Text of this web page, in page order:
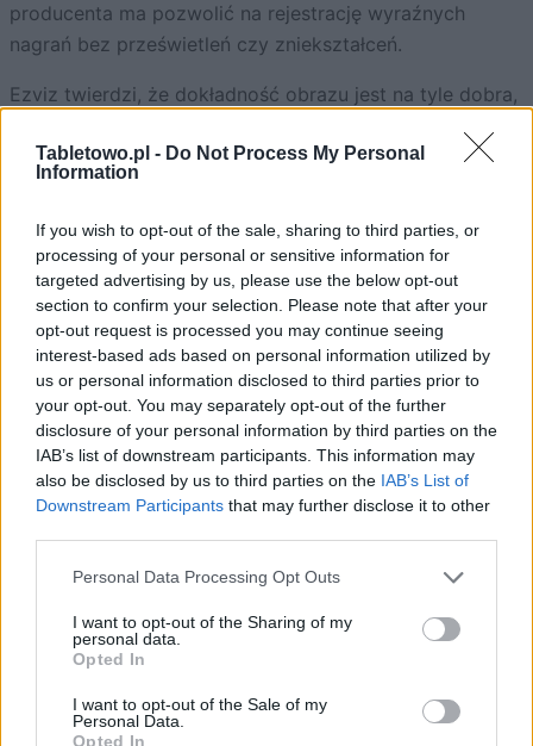
Tabletowo.pl - Do Not Process My Personal
Information
If you wish to opt-out of the sale, sharing to third parties, or
processing of your personal or sensitive information for
targeted advertising by us, please use the below opt-out
section to confirm your selection. Please note that after your
opt-out request is processed you may continue seeing
interest-based ads based on personal information utilized by
us or personal information disclosed to third parties prior to
your opt-out. You may separately opt-out of the further
disclosure of your personal information by third parties on the
IAB’s list of downstream participants. This information may
also be disclosed by us to third parties on the IAB’s List of
Downstream Participants that may further disclose it to other
Please note that this website/app uses one or more Google
not limited to your visit or usage behaviour. You may click to
grant or deny consent to Google and its third-party tags to
use your data for below specified purposes in below Google
consent section.
Personal Data Processing Opt Outs
I want to opt-out of the Sharing of my
personal data.
Opted In
I want to opt-out of the Sale of my
Personal Data.
Opted In
producenta ma pozwolić na rejestrację wyraźnych
nagrań bez prześwietleń czy zniekształceń.
Ezviz twierdzi, że dokładność obrazu jest na tyle dobra,
rozpoznać twarz osoby stojącej przy wejściu czy też
Model EP4 wyposażono również w kolorowy ekran
dotykowy o przekątnej 5,5 cala. Dzięki temu domownik
może bezpiecznie wyświetlić podgląd z kamery na
żywo, zanim zdąży otworzyć drzwi.
Prawdziwie inteligentne funkcje
wideowizjera Ezviz EP4